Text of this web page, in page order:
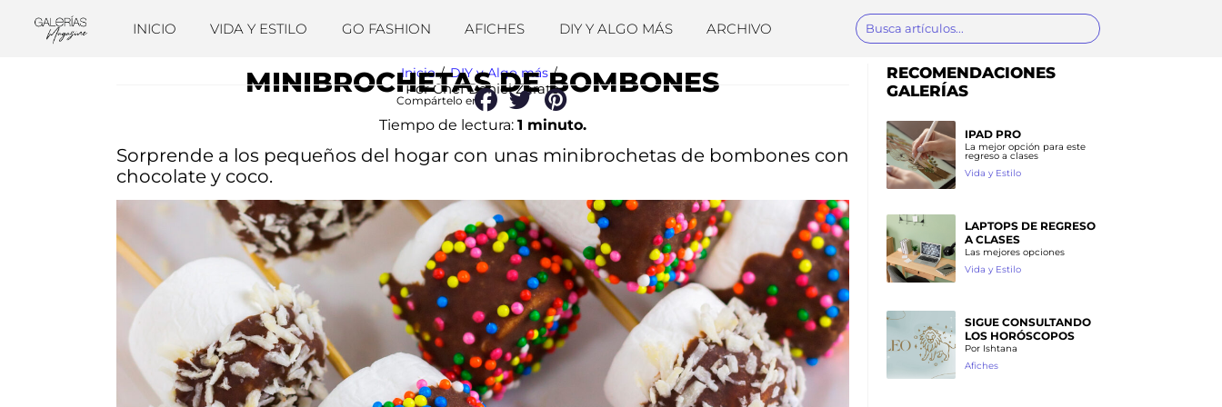
INICIO VIDA Y ESTILO GO FASHION AFICHES DIY Y ALGO MÁS ARCHIVO
Inicio / DIY y Algo más /
MINIBROCHETAS DE BOMBONES
Por Chef Daniel Zárate
Compártelo en:
Tiempo de lectura: 1 minuto.
Sorprende a los pequeños del hogar con unas minibrochetas de bombones con
chocolate y coco.
RECOMENDACIONES
GALERÍAS
IPAD PRO
La mejor opción para este
regreso a clases
Vida y Estilo
LAPTOPS DE REGRESO
A CLASES
Las mejores opciones
Vida y Estilo
SIGUE CONSULTANDO
LOS HORÓSCOPOS
Por Ishtana
Afiches